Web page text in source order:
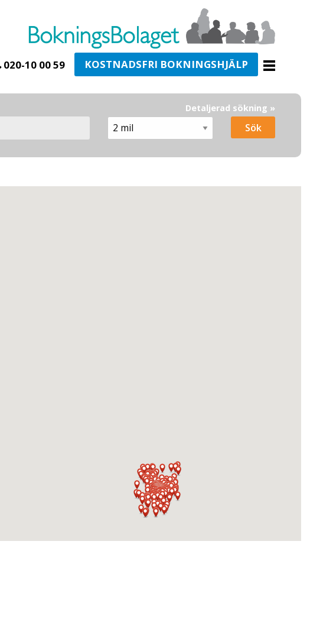
020-10 00 59 KOSTNADSFRI BOKNINGSHJÄLP
Detaljerad sökning »